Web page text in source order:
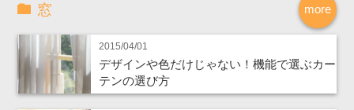
more
窓
2015/04/01
デザインや色だけじゃない！機能で選ぶカー
テンの選び方